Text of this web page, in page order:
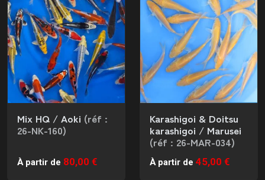
Mix HQ / Aoki (réf :
26-NK-160)
À partir de 80,00 €
Karashigoi & Doitsu
karashigoi / Marusei
(réf : 26-MAR-034)
À partir de 45,00 €